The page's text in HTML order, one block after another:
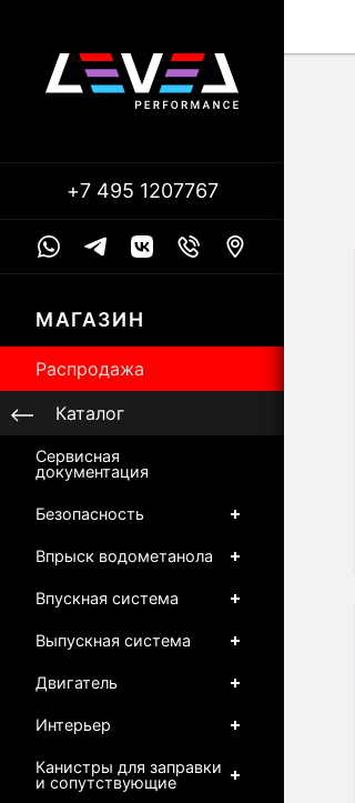
+7 495 1207767
МАГАЗИН
Распродажа
Каталог
Сервисная
документация
Безопасность
Впрыск водометанола
Впускная система
Выпускная система
Двигатель
Интерьер
Канистры для заправки
и сопутствующие